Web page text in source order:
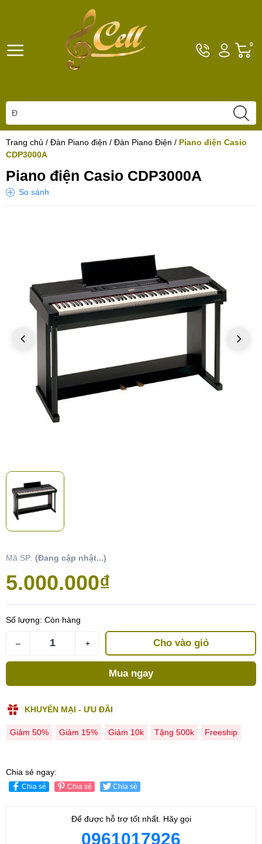
Hotline
0961017926
Tài
khoản
0
Trang chủ / Đàn Piano điện / Đàn Piano Điện / Piano điện Casio
CDP3000A
Piano điện Casio CDP3000A
So sánh
Mã SP: (Đang cập nhật...)
5.000.000₫
Số lượng: Còn hàng
– + Cho vào giỏ
Mua ngay
KHUYẾN MẠI - ƯU ĐÃI
Giảm 50% Giảm 15% Giảm 10k Tặng 500k Freeship
Chia sẻ ngay:
Chia sẻ Chia sẻ Chia sẻ
Để được hỗ trợ tốt nhất. Hãy gọi
0961017926